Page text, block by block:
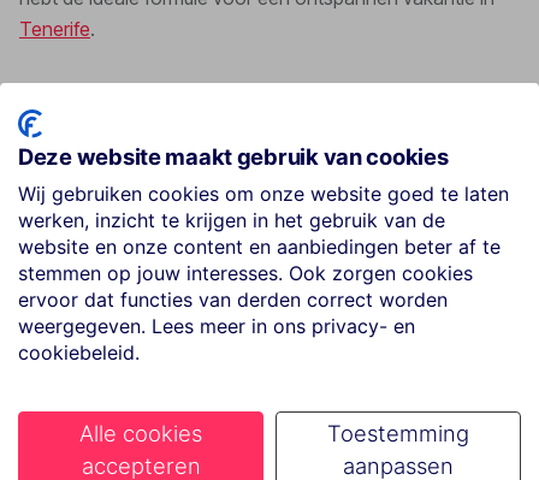
Tenerife.
Deze website maakt gebruik van cookies
Wij gebruiken cookies om onze website goed te laten
werken, inzicht te krijgen in het gebruik van de
website en onze content en aanbiedingen beter af te
stemmen op jouw interesses. Ook zorgen cookies
ervoor dat functies van derden correct worden
weergegeven. Lees meer in ons privacy- en
cookiebeleid.
Alle cookies
accepteren
Toestemming
aanpassen